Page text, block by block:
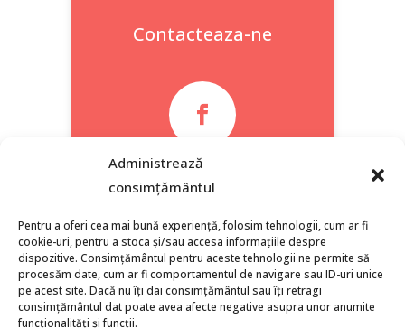
Administrează
consimțământul
Pentru a oferi cea mai bună experiență, folosim tehnologii, cum ar fi
cookie-uri, pentru a stoca și/sau accesa informațiile despre
dispozitive. Consimțământul pentru aceste tehnologii ne permite să
procesăm date, cum ar fi comportamentul de navigare sau ID-uri unice
pe acest site. Dacă nu îți dai consimțământul sau îți retragi
consimțământul dat poate avea afecte negative asupra unor anumite
funcționalități și funcții.
Contacteaza-ne

Facebook